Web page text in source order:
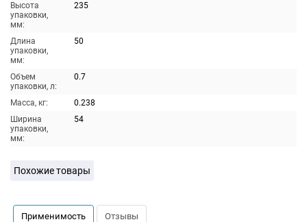
Высота
упаковки,
мм:
235
Длина
упаковки,
мм:
50
Объем
упаковки, л:
0.7
Масса, кг:
0.238
Ширина
упаковки,
мм:
54
Похожие товары
Применимость Отзывы